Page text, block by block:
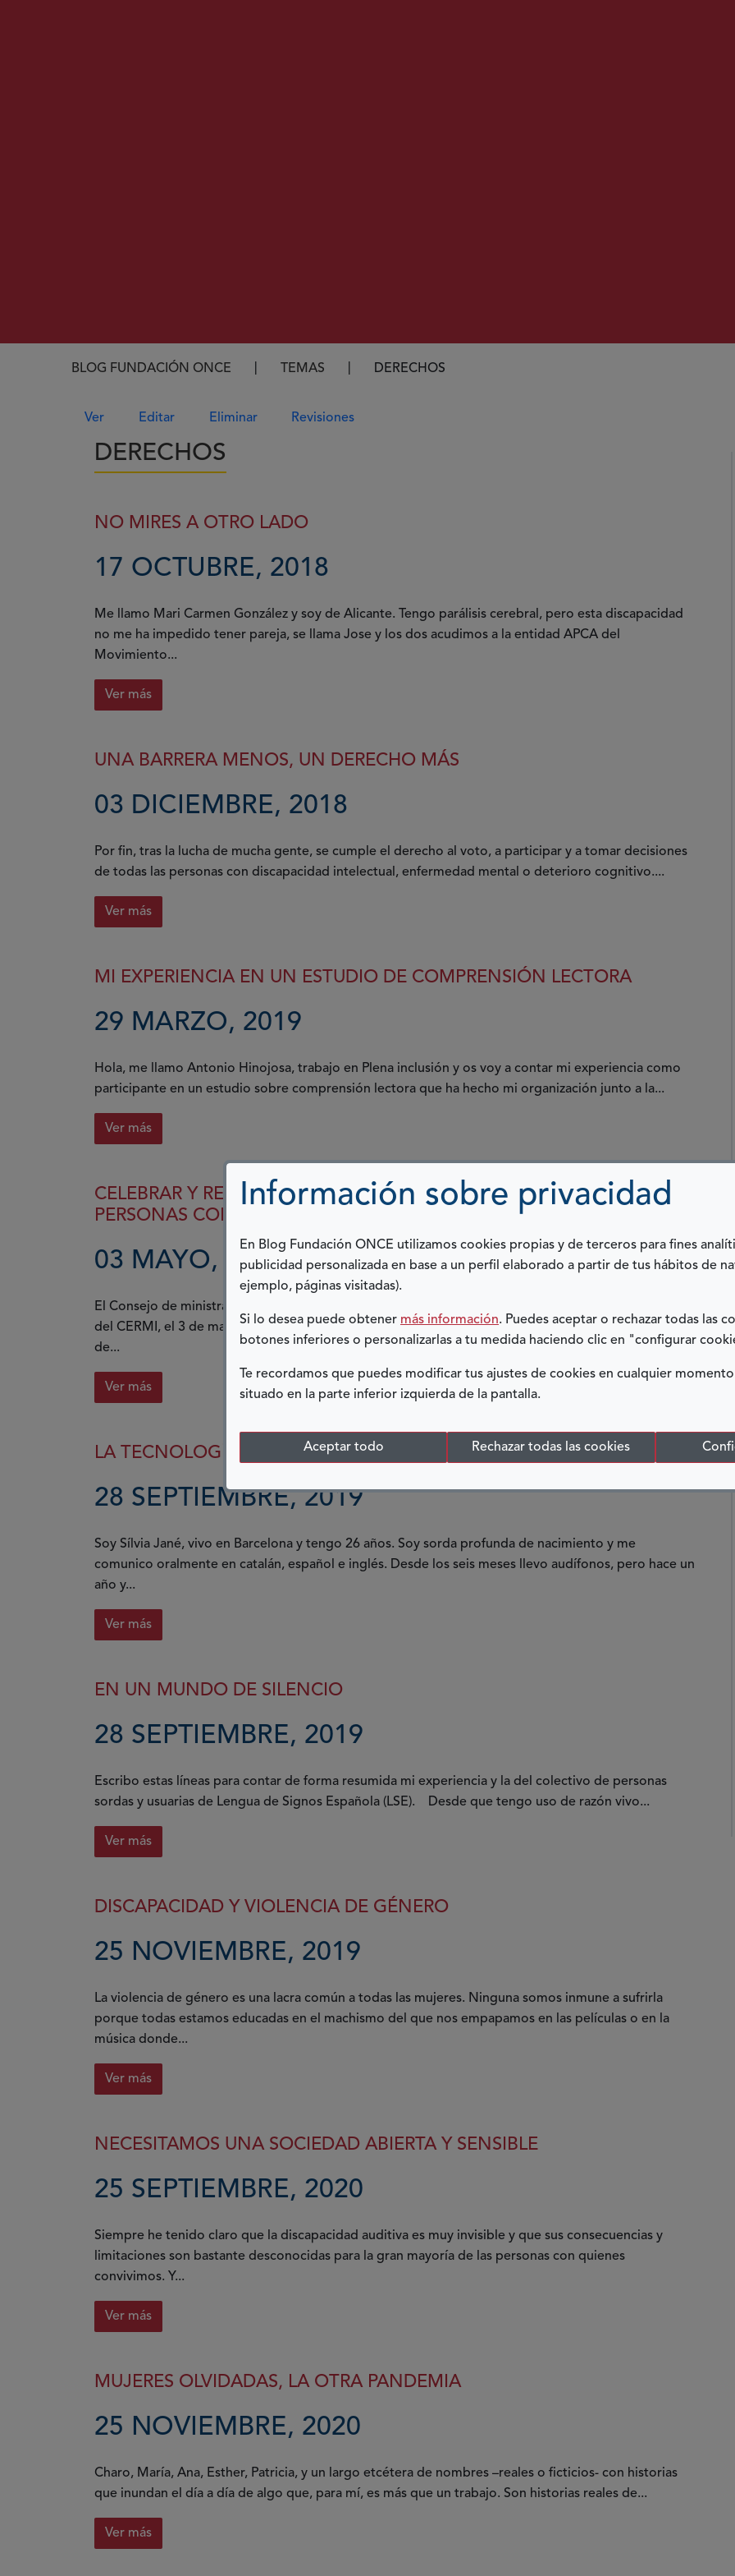
Información sobre privacidad
En Blog Fundación ONCE utilizamos cookies propias y de terceros para fines
publicidad personalizada en base a un perfil elaborado a partir de tus hábitos de
ejemplo, páginas visitadas).
Si lo desea puede obtener más información. Puedes aceptar o rechazar todas las
botones inferiores o personalizarlas a tu medida haciendo clic en "configurar
Te recordamos que puedes modificar tus ajustes de cookies en cualquier
situado en la parte inferior izquierda de la pantalla.
Aceptar todo Rechazar todas las cookies
Ruta de navegación
BLOG FUNDACIÓN ONCE TEMAS DERECHOS
Solapas principales
Ver Editar Eliminar Revisiones
DERECHOS
NO MIRES A OTRO LADO
17 OCTUBRE, 2018
Me llamo Mari Carmen González y soy de Alicante. Tengo parálisis cerebral, pero esta discapacidad
no me ha impedido tener pareja, se llama Jose y los dos acudimos a la entidad APCA del
Movimiento...
Ver más
UNA BARRERA MENOS, UN DERECHO MÁS
03 DICIEMBRE, 2018
Por fin, tras la lucha de mucha gente, se cumple el derecho al voto, a participar y a tomar decisiones
de todas las personas con discapacidad intelectual, enfermedad mental o deterioro cognitivo....
Ver más
MI EXPERIENCIA EN UN ESTUDIO DE COMPRENSIÓN LECTORA
29 MARZO, 2019
Hola, me llamo Antonio Hinojosa, trabajo en Plena inclusión y os voy a contar mi experiencia como
participante en un estudio sobre comprensión lectora que ha hecho mi organización junto a la...
Ver más
CELEBRAR Y REIVINDICAR LOS DERECHOS HUMANOS DE LAS
PERSONAS CON DISCAPACIDAD
03 MAYO, 2019
El Consejo de ministras y ministros, en su reunión del 22 de febrero de 2019, declaraba, a petición
del CERMI, el 3 de mayo Día Nacional en España de la Convención Internacional sobre los Derechos
de...
Ver más
LA TECNOLOGÍA PUEDE ROMPER BARRERAS
28 SEPTIEMBRE, 2019
Soy Sílvia Jané, vivo en Barcelona y tengo 26 años. Soy sorda profunda de nacimiento y me
comunico oralmente en catalán, español e inglés. Desde los seis meses llevo audífonos, pero hace un
año y...
Ver más
EN UN MUNDO DE SILENCIO
28 SEPTIEMBRE, 2019
Escribo estas líneas para contar de forma resumida mi experiencia y la del colectivo de personas
sordas y usuarias de Lengua de Signos Española (LSE). Desde que tengo uso de razón vivo...
Ver más
DISCAPACIDAD Y VIOLENCIA DE GÉNERO
25 NOVIEMBRE, 2019
La violencia de género es una lacra común a todas las mujeres. Ninguna somos inmune a sufrirla
porque todas estamos educadas en el machismo del que nos empapamos en las películas o en la
música donde...
Ver más
NECESITAMOS UNA SOCIEDAD ABIERTA Y SENSIBLE
25 SEPTIEMBRE, 2020
Siempre he tenido claro que la discapacidad auditiva es muy invisible y que sus consecuencias y
limitaciones son bastante desconocidas para la gran mayoría de las personas con quienes
convivimos. Y...
Ver más
MUJERES OLVIDADAS, LA OTRA PANDEMIA
25 NOVIEMBRE, 2020
Charo, María, Ana, Esther, Patricia, y un largo etcétera de nombres –reales o ficticios- con historias
que inundan el día a día de algo que, para mí, es más que un trabajo. Son historias reales de...
Ver más